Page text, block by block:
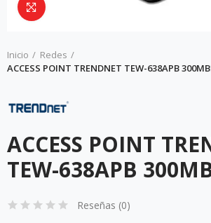
Da click para agrandar
Inicio
Redes
ACCESS POINT TRENDNET TEW-638APB
ACCESS POINT
TEW-638APB
Reseñas (0)